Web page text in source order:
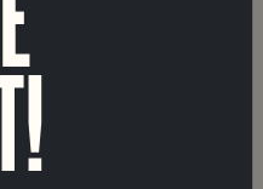
sistemas ERP e
problemas, autonomia e
uma mais-valia.